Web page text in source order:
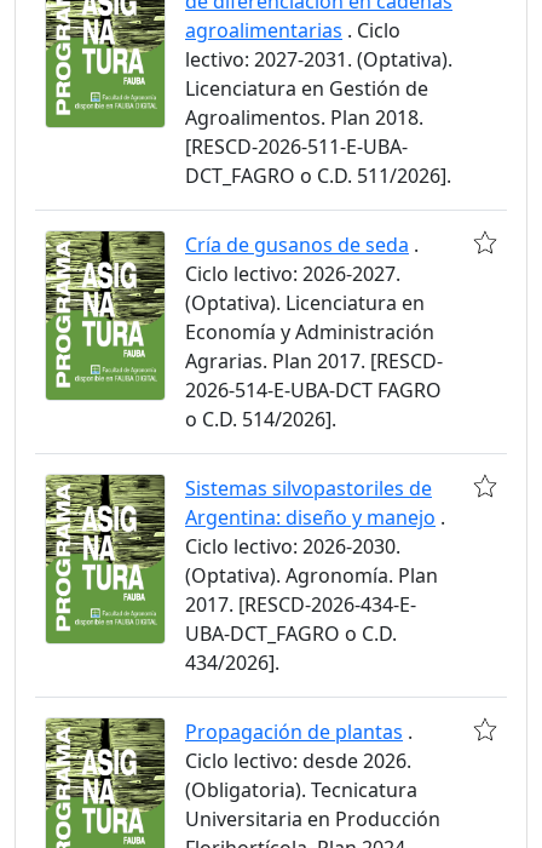
agroalimentarias . Ciclo
lectivo: 2027-2031. (Optativa).
Licenciatura en Gestión de
Agroalimentos. Plan 2018.
[RESCD-2026-511-E-UBA-
DCT_FAGRO o C.D. 511/2026].
Cría de gusanos de seda .
Ciclo lectivo: 2026-2027.
(Optativa). Licenciatura en
Economía y Administración
Agrarias. Plan 2017. [RESCD-
2026-514-E-UBA-DCT FAGRO
o C.D. 514/2026].
Sistemas silvopastoriles de
Argentina: diseño y manejo .
Ciclo lectivo: 2026-2030.
(Optativa). Agronomía. Plan
2017. [RESCD-2026-434-E-
UBA-DCT_FAGRO o C.D.
434/2026].
Propagación de plantas .
Ciclo lectivo: desde 2026.
(Obligatoria). Tecnicatura
Universitaria en Producción